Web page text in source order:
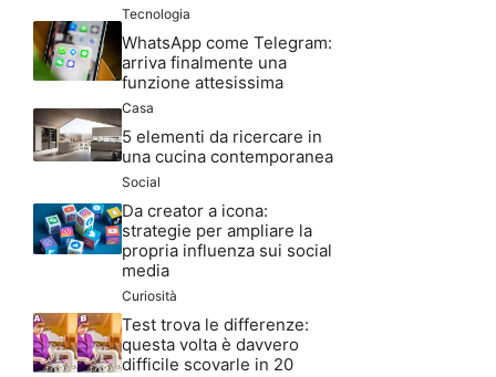
Tecnologia
WhatsApp come Telegram:
arriva finalmente una
funzione attesissima
Casa
5 elementi da ricercare in
una cucina contemporanea
Social
Da creator a icona:
strategie per ampliare la
propria influenza sui social
media
Curiosità
Test trova le differenze:
questa volta è davvero
difficile scovarle in 20